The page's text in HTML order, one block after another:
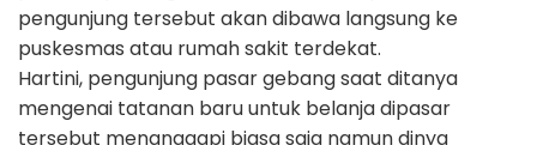
pengunjung tersebut akan dibawa langsung ke
puskesmas atau rumah sakit terdekat.
Hartini, pengunjung pasar gebang saat ditanya
mengenai tatanan baru untuk belanja dipasar
tersebut menanggapi biasa saja namun dinya